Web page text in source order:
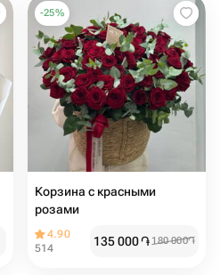
-25%
Корзина с красными
розами ️️️
4.90
514
135 000֏ 180 000֏